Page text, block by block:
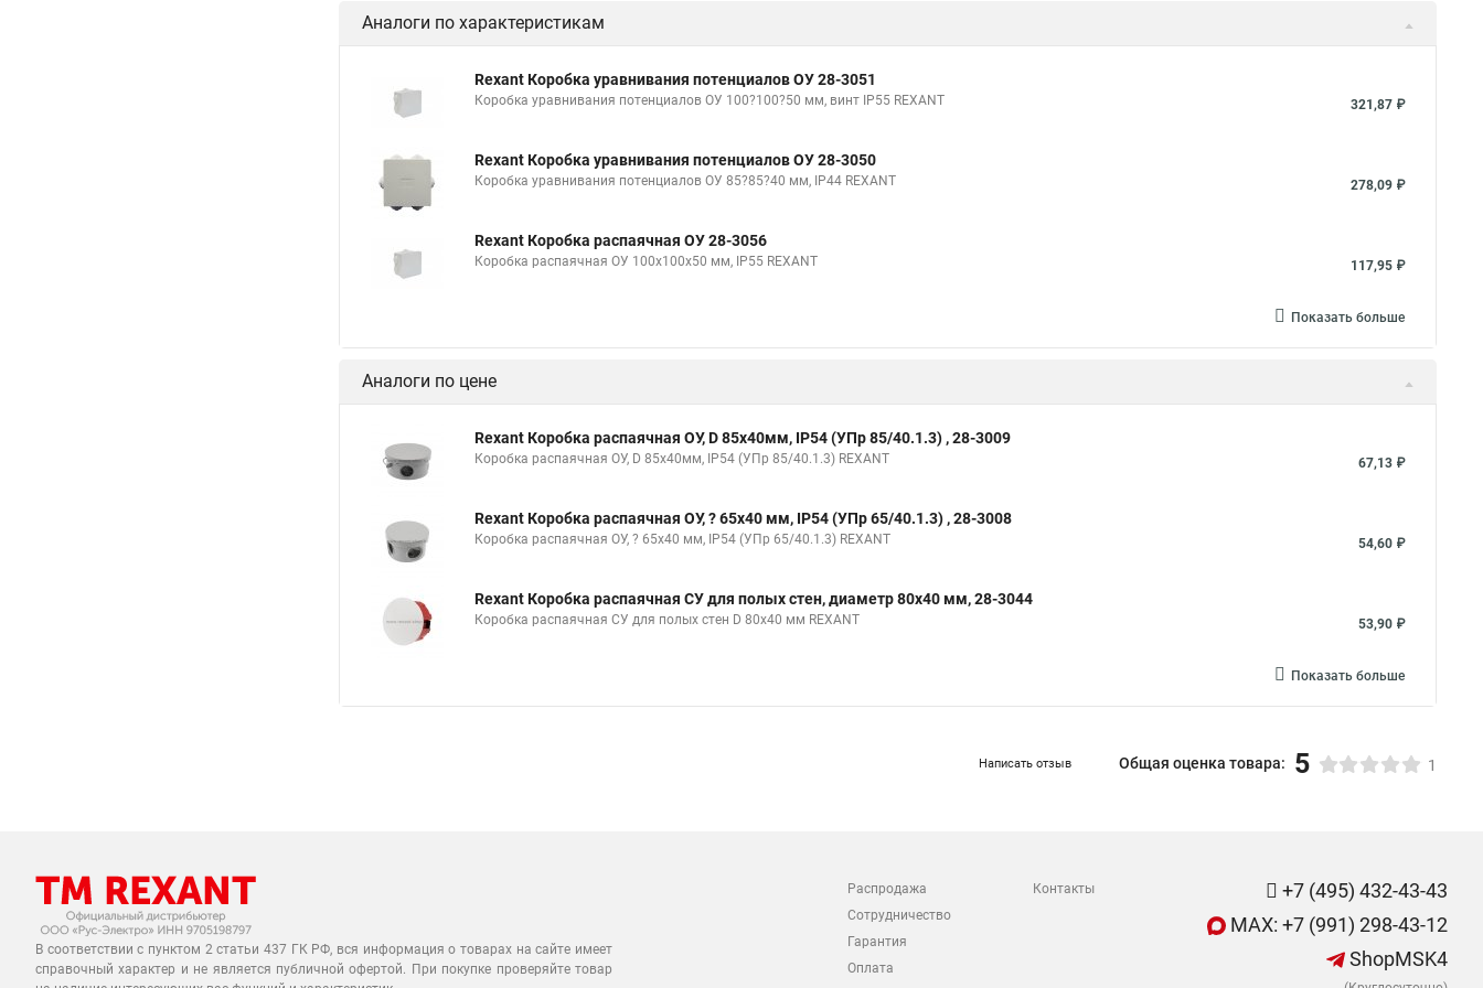
Аналоги по характеристикам
Rexant Коробка уравнивания потенциалов ОУ 28-3051
Коробка уравнивания потенциалов ОУ 100?100?50 мм, винт IP55 REXANT 321,87 ₽
Rexant Коробка уравнивания потенциалов ОУ 28-3050
Коробка уравнивания потенциалов ОУ 85?85?40 мм, IP44 REXANT 278,09 ₽
Rexant Коробка распаячная ОУ 28-3056
Коробка распаячная ОУ 100x100x50 мм, IP55 REXANT 117,95 ₽
Показать больше
Аналоги по цене
Rexant Коробка распаячная ОУ, D 85х40мм, IP54 (УПр 85/40.1.3) , 28-3009
Коробка распаячная ОУ, D 85х40мм, IP54 (УПр 85/40.1.3) REXANT 67,13 ₽
Rexant Коробка распаячная ОУ, ? 65х40 мм, IP54 (УПр 65/40.1.3) , 28-3008
Коробка распаячная ОУ, ? 65х40 мм, IP54 (УПр 65/40.1.3) REXANT 54,60 ₽
Rexant Коробка распаячная СУ для полых стен, диаметр 80х40 мм, 28-3044
Коробка распаячная СУ для полых стен D 80х40 мм REXANT 53,90 ₽
Показать больше
Написать отзыв Общая оценка товара: 5 1
В соответствии с пунктом 2 статьи 437 ГК РФ, вся информация о товарах на сайте имеет
справочный характер и не является публичной офертой. При покупке проверяйте товар
Распродажа
Сотрудничество
Гарантия
Оплата
Контакты
+7 (495) 432-43-43
MAX: +7 (991) 298-43-12
ShopMSK4